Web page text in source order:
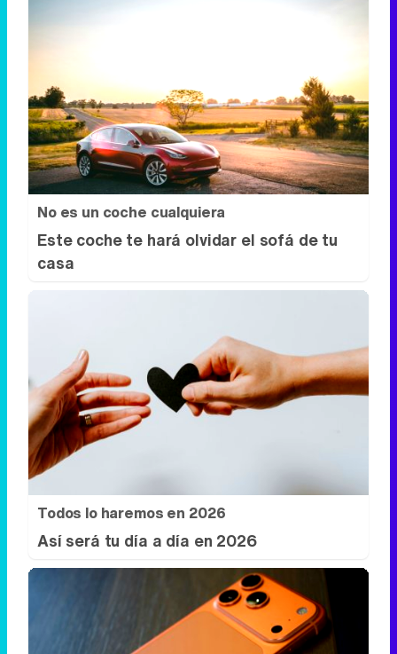
No es un coche cualquiera
Este coche te hará olvidar el sofá de tu
casa
Todos lo haremos en 2026
Así será tu día a día en 2026